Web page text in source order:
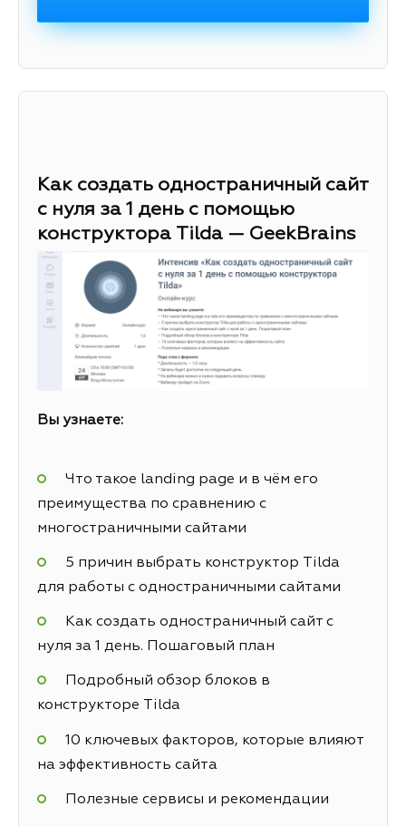
Как создать одностраничный сайт
с нуля за 1 день с помощью
конструктора Tilda — GeekBrains
Вы узнаете:
Что такое landing page и в чём его
преимущества по сравнению с
многостраничными сайтами
5 причин выбрать конструктор Tilda
для работы с одностраничными сайтами
Как создать одностраничный сайт с
нуля за 1 день. Пошаговый план
Подробный обзор блоков в
конструкторе Tilda
10 ключевых факторов, которые влияют
на эффективность сайта
Полезные сервисы и рекомендации